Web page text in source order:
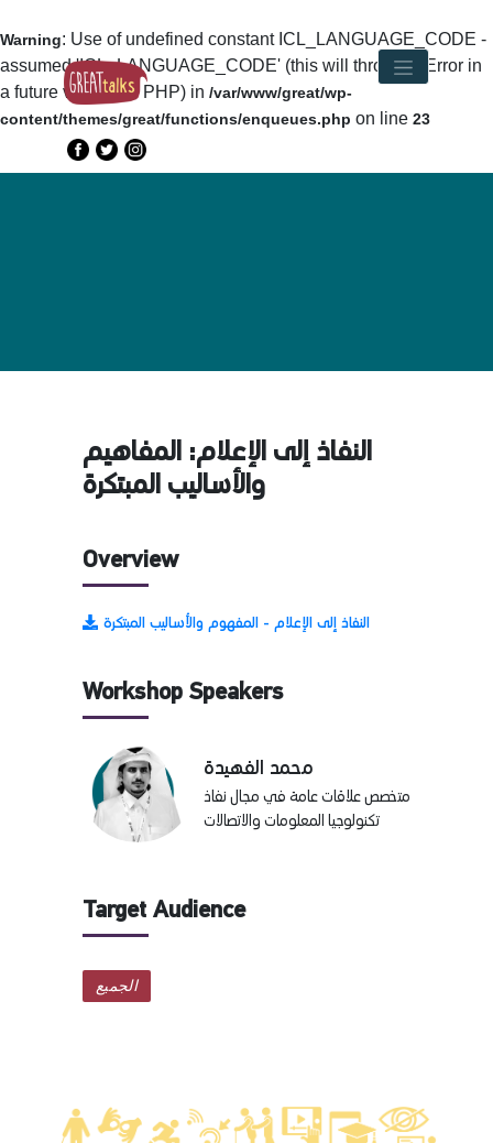
Warning: Use of undefined constant ICL_LANGUAGE_CODE -
assumed 'ICL_LANGUAGE_CODE' (this will throw an Error in
a future version of PHP) in /var/www/great/wp-
content/themes/great/functions/enqueues.php on line 23
النفاذ إلى الإعلام: المفاهيم
والأساليب المبتكرة
Overview
النفاذ إلى الإعلام - المفهوم والأساليب المبتكرة
Workshop Speakers
محمد الفهيدة
متخصص علاقات عامة في مجال نفاذ
تكنولوجيا المعلومات والاتصالات
Target Audience
الجميع